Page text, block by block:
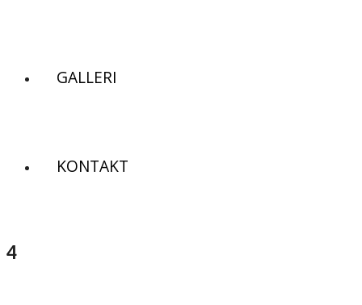
GALLERI
KONTAKT
4